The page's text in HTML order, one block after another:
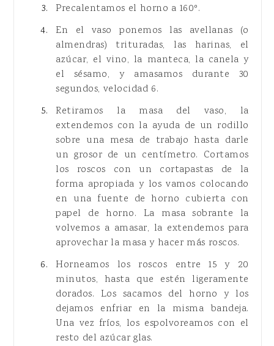
Precalentamos el horno a 160º.
En el vaso ponemos las avellanas (o
almendras) trituradas, las harinas, el
azúcar, el vino, la manteca, la canela y
el sésamo, y amasamos durante 30
segundos, velocidad 6.
Retiramos la masa del vaso, la
extendemos con la ayuda de un rodillo
sobre una mesa de trabajo hasta darle
un grosor de un centímetro. Cortamos
los roscos con un cortapastas de la
forma apropiada y los vamos colocando
en una fuente de horno cubierta con
papel de horno. La masa sobrante la
volvemos a amasar, la extendemos para
aprovechar la masa y hacer más roscos.
Horneamos los roscos entre 15 y 20
minutos, hasta que estén ligeramente
dorados. Los sacamos del horno y los
dejamos enfriar en la misma bandeja.
Una vez fríos, los espolvoreamos con el
resto del azúcar glas.